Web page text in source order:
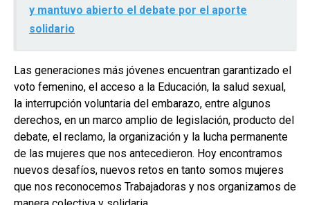
y mantuvo abierto el debate por el aporte
solidario
Las generaciones más jóvenes encuentran garantizado el
voto femenino, el acceso a la Educación, la salud sexual,
la interrupción voluntaria del embarazo, entre algunos
derechos, en un marco amplio de legislación, producto del
debate, el reclamo, la organización y la lucha permanente
de las mujeres que nos antecedieron. Hoy encontramos
nuevos desafíos, nuevos retos en tanto somos mujeres
que nos reconocemos Trabajadoras y nos organizamos de